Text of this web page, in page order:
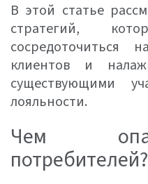
В этой статье
стратегий,
сосредоточиться
клиентов и
существующими
лояльности.
Чем
потребителей?